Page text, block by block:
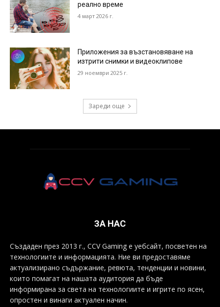
реално време
4 март 2026 г.
Приложения за възстановяване на
изтрити снимки и видеоклипове
29 ноември 2025 г.
Зареди още
ЗА НАС
Създаден през 2013 г., CCV Gaming е уебсайт, посветен на
технологиите и информацията. Ние ви предоставяме
актуализирано съдържание, ревюта, тенденции и новини,
които помагат на нашата аудитория да бъде
информирана за света на технологиите и игрите по ясен,
опростен и винаги актуален начин.